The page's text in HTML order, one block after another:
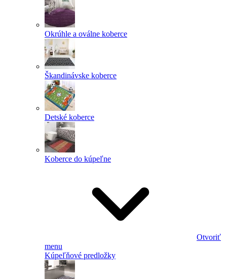
Okrúhle a oválne koberce
Škandinávske koberce
Detské koberce
Koberce do kúpeľne
Otvoriť
menu
Kúpeľňové predložky